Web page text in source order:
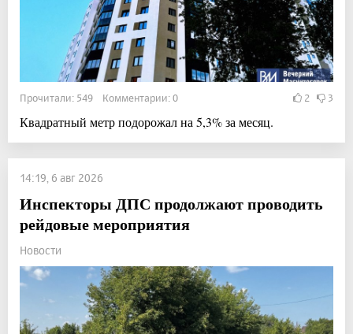
Прочитали: 549 Комментарии: 0 2 3
Квадратный метр подорожал на 5,3% за месяц.
14:19, 6 авг 2026
Инспекторы ДПС продолжают проводить
рейдовые мероприятия
Новости